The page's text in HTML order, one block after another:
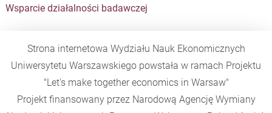
Wsparcie działalności badawczej
Strona internetowa Wydziału Nauk Ekonomicznych
Uniwersytetu Warszawskiego powstała w ramach Projektu
"Let's make together economics in Warsaw"
Projekt finansowany przez Narodową Agencję Wymiany